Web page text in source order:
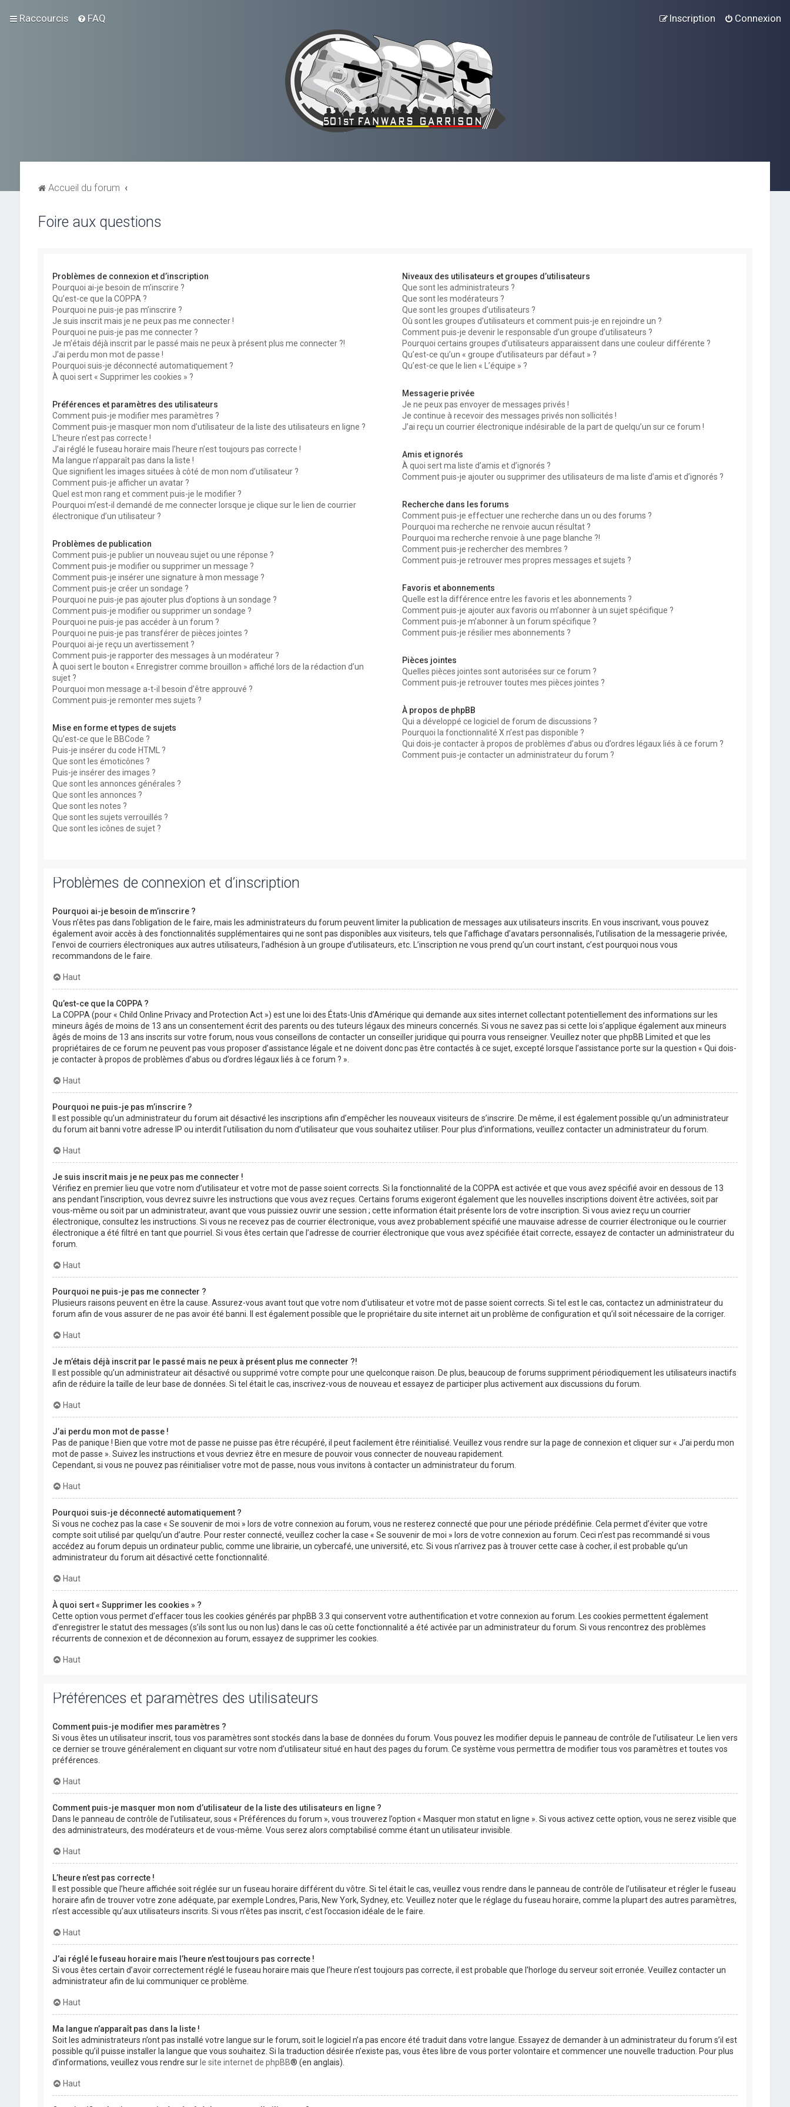
Raccourcis FAQ Connexion
Inscription
Accueil du forum
Foire aux questions
Problèmes de connexion et d’inscription
Pourquoi ai-je besoin de m’inscrire ?
Qu’est-ce que la COPPA ?
Pourquoi ne puis-je pas m’inscrire ?
Je suis inscrit mais je ne peux pas me connecter !
Pourquoi ne puis-je pas me connecter ?
Je m’étais déjà inscrit par le passé mais ne peux à présent plus me connecter ?!
J’ai perdu mon mot de passe !
Pourquoi suis-je déconnecté automatiquement ?
À quoi sert « Supprimer les cookies » ?
Préférences et paramètres des utilisateurs
Comment puis-je modifier mes paramètres ?
Comment puis-je masquer mon nom d’utilisateur de la liste des utilisateurs en ligne ?
L’heure n’est pas correcte !
J’ai réglé le fuseau horaire mais l’heure n’est toujours pas correcte !
Ma langue n’apparaît pas dans la liste !
Que signifient les images situées à côté de mon nom d’utilisateur ?
Comment puis-je afficher un avatar ?
Quel est mon rang et comment puis-je le modifier ?
Pourquoi m’est-il demandé de me connecter lorsque je clique sur le lien de courrier
électronique d’un utilisateur ?
Problèmes de publication
Comment puis-je publier un nouveau sujet ou une réponse ?
Comment puis-je modifier ou supprimer un message ?
Comment puis-je insérer une signature à mon message ?
Comment puis-je créer un sondage ?
Pourquoi ne puis-je pas ajouter plus d’options à un sondage ?
Comment puis-je modifier ou supprimer un sondage ?
Pourquoi ne puis-je pas accéder à un forum ?
Pourquoi ne puis-je pas transférer de pièces jointes ?
Pourquoi ai-je reçu un avertissement ?
Comment puis-je rapporter des messages à un modérateur ?
À quoi sert le bouton « Enregistrer comme brouillon » affiché lors de la rédaction d’un
sujet ?
Pourquoi mon message a-t-il besoin d’être approuvé ?
Comment puis-je remonter mes sujets ?
Mise en forme et types de sujets
Qu’est-ce que le BBCode ?
Puis-je insérer du code HTML ?
Que sont les émoticônes ?
Puis-je insérer des images ?
Que sont les annonces générales ?
Que sont les annonces ?
Que sont les notes ?
Que sont les sujets verrouillés ?
Que sont les icônes de sujet ?
Niveaux des utilisateurs et groupes d’utilisateurs
Que sont les administrateurs ?
Que sont les modérateurs ?
Que sont les groupes d’utilisateurs ?
Où sont les groupes d’utilisateurs et comment puis-je en rejoindre un ?
Comment puis-je devenir le responsable d’un groupe d’utilisateurs ?
Pourquoi certains groupes d’utilisateurs apparaissent dans une couleur différente ?
Qu’est-ce qu’un « groupe d’utilisateurs par défaut » ?
Qu’est-ce que le lien « L’équipe » ?
Messagerie privée
Je ne peux pas envoyer de messages privés !
Je continue à recevoir des messages privés non sollicités !
J’ai reçu un courrier électronique indésirable de la part de quelqu’un sur ce forum !
Amis et ignorés
À quoi sert ma liste d’amis et d’ignorés ?
Comment puis-je ajouter ou supprimer des utilisateurs de ma liste d’amis et d’ignorés ?
Recherche dans les forums
Comment puis-je effectuer une recherche dans un ou des forums ?
Pourquoi ma recherche ne renvoie aucun résultat ?
Pourquoi ma recherche renvoie à une page blanche ?!
Comment puis-je rechercher des membres ?
Comment puis-je retrouver mes propres messages et sujets ?
Favoris et abonnements
Quelle est la différence entre les favoris et les abonnements ?
Comment puis-je ajouter aux favoris ou m’abonner à un sujet spécifique ?
Comment puis-je m’abonner à un forum spécifique ?
Comment puis-je résilier mes abonnements ?
Pièces jointes
Quelles pièces jointes sont autorisées sur ce forum ?
Comment puis-je retrouver toutes mes pièces jointes ?
À propos de phpBB
Qui a développé ce logiciel de forum de discussions ?
Pourquoi la fonctionnalité X n’est pas disponible ?
Qui dois-je contacter à propos de problèmes d’abus ou d’ordres légaux liés à ce forum ?
Comment puis-je contacter un administrateur du forum ?
Problèmes de connexion et d’inscription
Pourquoi ai-je besoin de m’inscrire ?
Vous n’êtes pas dans l’obligation de le faire, mais les administrateurs du forum peuvent limiter la publication de messages aux utilisateurs inscrits. En vous inscrivant, vous pouvez
également avoir accès à des fonctionnalités supplémentaires qui ne sont pas disponibles aux visiteurs, tels que l’affichage d’avatars personnalisés, l’utilisation de la messagerie privée,
l’envoi de courriers électroniques aux autres utilisateurs, l’adhésion à un groupe d’utilisateurs, etc. L’inscription ne vous prend qu’un court instant, c’est pourquoi nous vous
recommandons de le faire.
Haut
Qu’est-ce que la COPPA ?
La COPPA (pour « Child Online Privacy and Protection Act ») est une loi des États-Unis d’Amérique qui demande aux sites internet collectant potentiellement des informations sur les
mineurs âgés de moins de 13 ans un consentement écrit des parents ou des tuteurs légaux des mineurs concernés. Si vous ne savez pas si cette loi s’applique également aux mineurs
âgés de moins de 13 ans inscrits sur votre forum, nous vous conseillons de contacter un conseiller juridique qui pourra vous renseigner. Veuillez noter que phpBB Limited et que les
propriétaires de ce forum ne peuvent pas vous proposer d’assistance légale et ne doivent donc pas être contactés à ce sujet, excepté lorsque l’assistance porte sur la question « Qui dois-
je contacter à propos de problèmes d’abus ou d’ordres légaux liés à ce forum ? ».
Haut
Pourquoi ne puis-je pas m’inscrire ?
Il est possible qu’un administrateur du forum ait désactivé les inscriptions afin d’empêcher les nouveaux visiteurs de s’inscrire. De même, il est également possible qu’un administrateur
du forum ait banni votre adresse IP ou interdit l’utilisation du nom d’utilisateur que vous souhaitez utiliser. Pour plus d’informations, veuillez contacter un administrateur du forum.
Haut
Je suis inscrit mais je ne peux pas me connecter !
Vérifiez en premier lieu que votre nom d’utilisateur et votre mot de passe soient corrects. Si la fonctionnalité de la COPPA est activée et que vous avez spécifié avoir en dessous de 13
ans pendant l’inscription, vous devrez suivre les instructions que vous avez reçues. Certains forums exigeront également que les nouvelles inscriptions doivent être activées, soit par
vous-même ou soit par un administrateur, avant que vous puissiez ouvrir une session ; cette information était présente lors de votre inscription. Si vous aviez reçu un courrier
électronique, consultez les instructions. Si vous ne recevez pas de courrier électronique, vous avez probablement spécifié une mauvaise adresse de courrier électronique ou le courrier
électronique a été filtré en tant que pourriel. Si vous êtes certain que l’adresse de courrier électronique que vous avez spécifiée était correcte, essayez de contacter un administrateur du
forum.
Haut
Pourquoi ne puis-je pas me connecter ?
Plusieurs raisons peuvent en être la cause. Assurez-vous avant tout que votre nom d’utilisateur et votre mot de passe soient corrects. Si tel est le cas, contactez un administrateur du
forum afin de vous assurer de ne pas avoir été banni. Il est également possible que le propriétaire du site internet ait un problème de configuration et qu’il soit nécessaire de la corriger.
Haut
Je m’étais déjà inscrit par le passé mais ne peux à présent plus me connecter ?!
Il est possible qu’un administrateur ait désactivé ou supprimé votre compte pour une quelconque raison. De plus, beaucoup de forums suppriment périodiquement les utilisateurs inactifs
afin de réduire la taille de leur base de données. Si tel était le cas, inscrivez-vous de nouveau et essayez de participer plus activement aux discussions du forum.
Haut
J’ai perdu mon mot de passe !
Pas de panique ! Bien que votre mot de passe ne puisse pas être récupéré, il peut facilement être réinitialisé. Veuillez vous rendre sur la page de connexion et cliquer sur « J’ai perdu mon
mot de passe ». Suivez les instructions et vous devriez être en mesure de pouvoir vous connecter de nouveau rapidement.
Cependant, si vous ne pouvez pas réinitialiser votre mot de passe, nous vous invitons à contacter un administrateur du forum.
Haut
Pourquoi suis-je déconnecté automatiquement ?
Si vous ne cochez pas la case « Se souvenir de moi » lors de votre connexion au forum, vous ne resterez connecté que pour une période prédéfinie. Cela permet d’éviter que votre
compte soit utilisé par quelqu’un d’autre. Pour rester connecté, veuillez cocher la case « Se souvenir de moi » lors de votre connexion au forum. Ceci n’est pas recommandé si vous
accédez au forum depuis un ordinateur public, comme une librairie, un cybercafé, une université, etc. Si vous n’arrivez pas à trouver cette case à cocher, il est probable qu’un
administrateur du forum ait désactivé cette fonctionnalité.
Haut
À quoi sert « Supprimer les cookies » ?
Cette option vous permet d’effacer tous les cookies générés par phpBB 3.3 qui conservent votre authentification et votre connexion au forum. Les cookies permettent également
d’enregistrer le statut des messages (s’ils sont lus ou non lus) dans le cas où cette fonctionnalité a été activée par un administrateur du forum. Si vous rencontrez des problèmes
récurrents de connexion et de déconnexion au forum, essayez de supprimer les cookies.
Haut
Préférences et paramètres des utilisateurs
Comment puis-je modifier mes paramètres ?
Si vous êtes un utilisateur inscrit, tous vos paramètres sont stockés dans la base de données du forum. Vous pouvez les modifier depuis le panneau de contrôle de l’utilisateur. Le lien vers
ce dernier se trouve généralement en cliquant sur votre nom d’utilisateur situé en haut des pages du forum. Ce système vous permettra de modifier tous vos paramètres et toutes vos
préférences.
Haut
Comment puis-je masquer mon nom d’utilisateur de la liste des utilisateurs en ligne ?
Dans le panneau de contrôle de l’utilisateur, sous « Préférences du forum », vous trouverez l’option « Masquer mon statut en ligne ». Si vous activez cette option, vous ne serez visible que
des administrateurs, des modérateurs et de vous-même. Vous serez alors comptabilisé comme étant un utilisateur invisible.
Haut
L’heure n’est pas correcte !
Il est possible que l’heure affichée soit réglée sur un fuseau horaire différent du vôtre. Si tel était le cas, veuillez vous rendre dans le panneau de contrôle de l’utilisateur et régler le fuseau
horaire afin de trouver votre zone adéquate, par exemple Londres, Paris, New York, Sydney, etc. Veuillez noter que le réglage du fuseau horaire, comme la plupart des autres paramètres,
n’est accessible qu’aux utilisateurs inscrits. Si vous n’êtes pas inscrit, c’est l’occasion idéale de le faire.
Haut
J’ai réglé le fuseau horaire mais l’heure n’est toujours pas correcte !
Si vous êtes certain d’avoir correctement réglé le fuseau horaire mais que l’heure n’est toujours pas correcte, il est probable que l’horloge du serveur soit erronée. Veuillez contacter un
administrateur afin de lui communiquer ce problème.
Haut
Ma langue n’apparaît pas dans la liste !
Soit les administrateurs n’ont pas installé votre langue sur le forum, soit le logiciel n’a pas encore été traduit dans votre langue. Essayez de demander à un administrateur du forum s’il est
possible qu’il puisse installer la langue que vous souhaitez. Si la traduction désirée n’existe pas, vous êtes libre de vous porter volontaire et commencer une nouvelle traduction. Pour plus
d’informations, veuillez vous rendre sur le site internet de phpBB® (en anglais).
Haut